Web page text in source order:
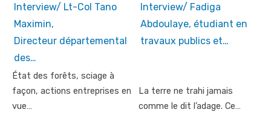
Interview/ Lt-Col Tano
Maximin,
Directeur départemental
des…
État des forêts, sciage à
façon, actions entreprises en
vue…
Interview/ Fadiga
Abdoulaye, étudiant en
travaux publics et…
La terre ne trahi jamais
comme le dit l’adage. Ce…